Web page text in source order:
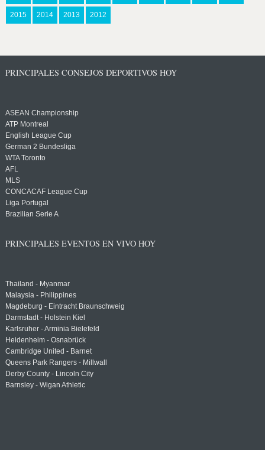
2015 2014 2013 2012
PRINCIPALES CONSEJOS DEPORTIVOS HOY
ASEAN Championship
ATP Montreal
English League Cup
German 2 Bundesliga
WTA Toronto
AFL
MLS
CONCACAF League Cup
Liga Portugal
Brazilian Serie A
PRINCIPALES EVENTOS EN VIVO HOY
Thailand - Myanmar
Malaysia - Philippines
Magdeburg - Eintracht Braunschweig
Darmstadt - Holstein Kiel
Karlsruher - Arminia Bielefeld
Heidenheim - Osnabrück
Cambridge United - Barnet
Queens Park Rangers - Millwall
Derby County - Lincoln City
Barnsley - Wigan Athletic